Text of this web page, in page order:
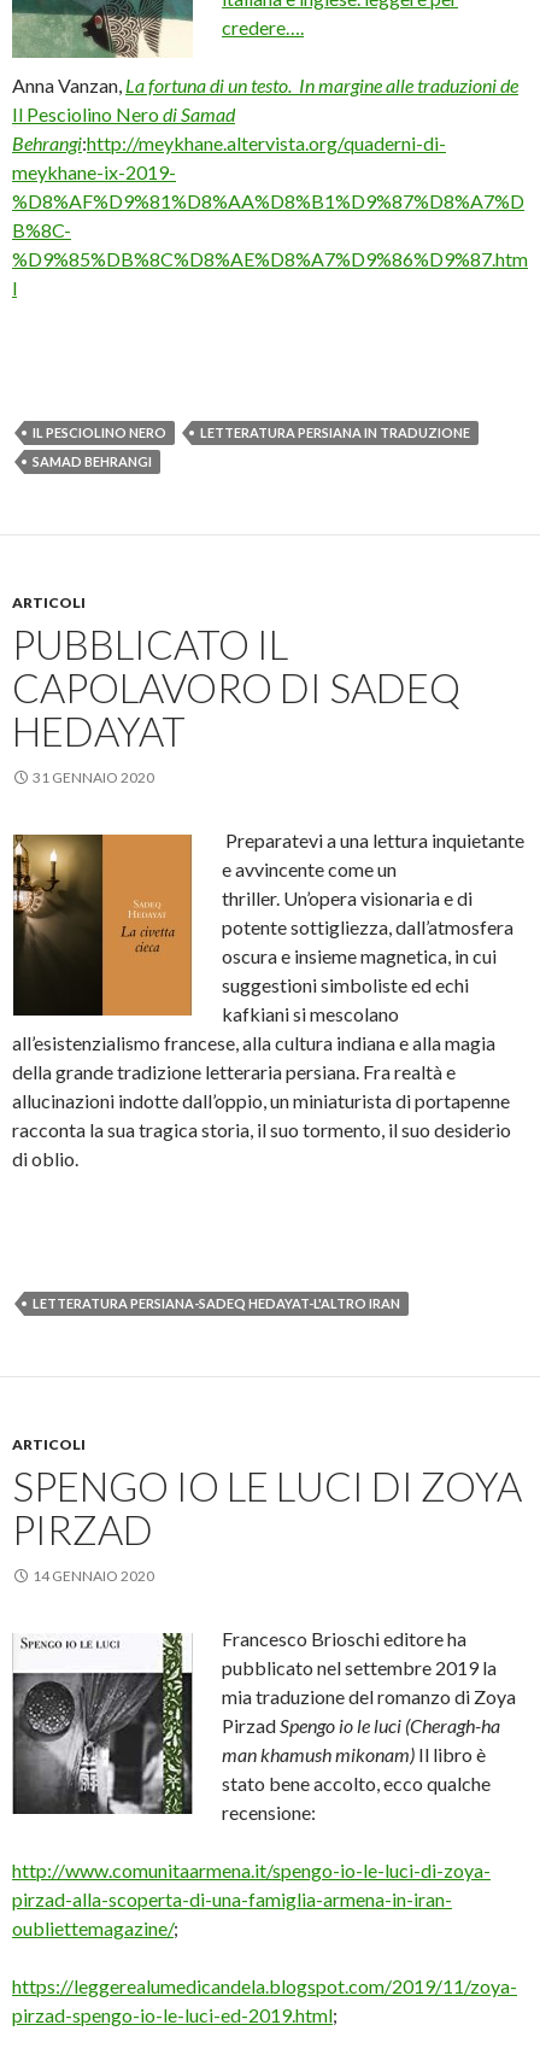
credere….
Anna Vanzan, La fortuna di un testo. In margine alle traduzioni de
Il Pesciolino Nerodi Samad
Behrangi:http://meykhane.altervista.org/quaderni-di-
meykhane-ix-2019-
%D8%AF%D9%81%D8%AA%D8%B1%D9%87%D8%A7%D
B%8C-
%D9%85%DB%8C%D8%AE%D8%A7%D9%86%D9%87.htm
l
IL PESCIOLINO NERO
LETTERATURA PERSIANA IN TRADUZIONE
SAMAD BEHRANGI
ARTICOLI
PUBBLICATO IL
CAPOLAVORO DI SADEQ
HEDAYAT
31 GENNAIO 2020
Preparatevi a una lettura inquietante
e avvincente come un
thriller. Un’opera visionaria e di
potente sottigliezza, dall’atmosfera
oscura e insieme magnetica, in cui
suggestioni simboliste ed echi
kafkiani si mescolano
all’esistenzialismo francese, alla cultura indiana e alla magia
della grande tradizione letteraria persiana. Fra realtà e
allucinazioni indotte dall’oppio, un miniaturista di portapenne
racconta la sua tragica storia, il suo tormento, il suo desiderio
di oblio.
LETTERATURA PERSIANA-SADEQ HEDAYAT-L'ALTRO IRAN
ARTICOLI
SPENGO IO LE LUCI DI ZOYA
PIRZAD
14 GENNAIO 2020
Francesco Brioschi editore ha
pubblicato nel settembre 2019 la
mia traduzione del romanzo di Zoya
PirzadSpengo io le luci (Cheragh-ha
man khamush mikonam) Il libro è
stato bene accolto, ecco qualche
recensione:
http://www.comunitaarmena.it/spengo-io-le-luci-di-zoya-
pirzad-alla-scoperta-di-una-famiglia-armena-in-iran-
oubliettemagazine/;
https://leggerealumedicandela.blogspot.com/2019/11/zoya-
pirzad-spengo-io-le-luci-ed-2019.html;